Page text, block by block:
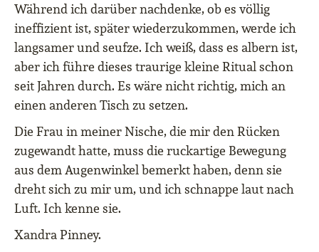
Während ich darüber nachdenke, ob es völlig
ineffizient ist, später wiederzukommen, werde ich
langsamer und seufze. Ich weiß, dass es albern ist,
aber ich führe dieses traurige kleine Ritual schon
seit Jahren durch. Es wäre nicht richtig, mich an
einen anderen Tisch zu setzen.
Die Frau in meiner Nische, die mir den Rücken
zugewandt hatte, muss die ruckartige Bewegung
aus dem Augenwinkel bemerkt haben, denn sie
dreht sich zu mir um, und ich schnappe laut nach
Luft. Ich kenne sie.
Xandra Pinney.